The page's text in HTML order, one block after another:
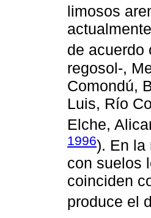
limosos
de acuerdo
regosol-,
Comondú,
Luis, Río
Elche,
1996). En la
con suelos
coinciden
produce el